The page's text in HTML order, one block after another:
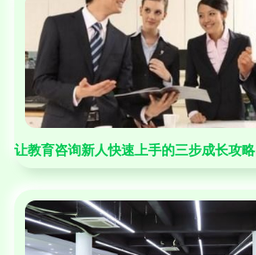
让教育咨询新人快速上手的三步成长攻略